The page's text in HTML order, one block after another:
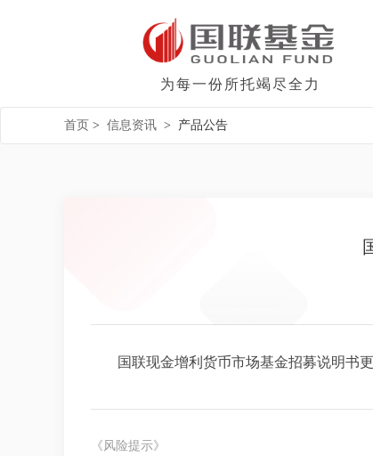
为每一份所托竭尽全力
首页 > 信息资讯 > 产品公告
国联现金增利货币市场基金招募说明书
《风险提示》